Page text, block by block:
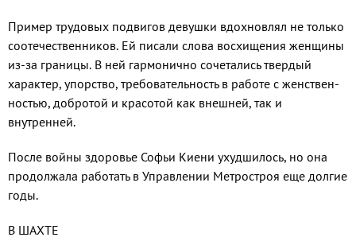
Пример трудовых подвигов девушки вдохновлял не только
соотечественни­ков. Ей писали слова восхищения жен­щины
из-за границы. В ней гармонично сочетались твердый
характер, упорство, требовательность в работе с женствен­
ностью, добротой и красотой как внеш­ней, так и
внутренней.
После войны здоровье Софьи Киени ухудшилось, но она
продолжала работать в Управлении Метростроя еще долгие
годы.
В ШАХТЕ